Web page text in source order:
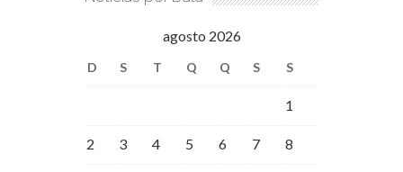
agosto 2026
D S T Q Q S S
1
2 3 4 5 6 7 8